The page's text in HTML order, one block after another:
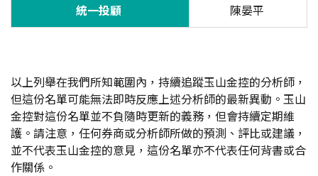
統一投顧 陳晏平
以上列舉在我們所知範圍內，持續追蹤玉山金控的分析師，
但這份名單可能無法即時反應上述分析師的最新異動。玉山
金控對這份名單並不負隨時更新的義務，但會持續定期維
護。請注意，任何券商或分析師所做的預測、評比或建議，
並不代表玉山金控的意見，這份名單亦不代表任何背書或合
作關係。